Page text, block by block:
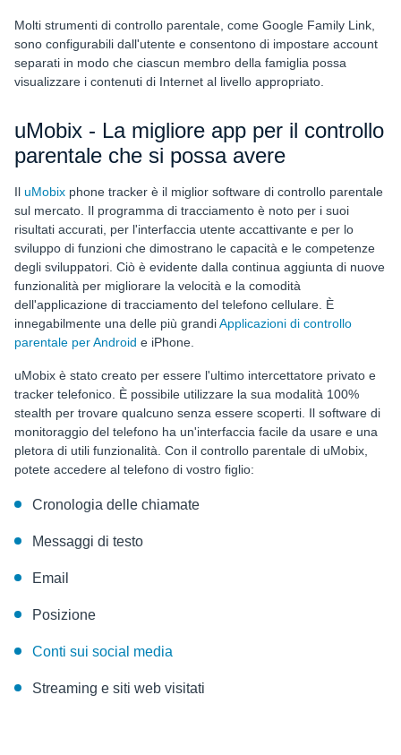
Molti strumenti di controllo parentale, come Google Family Link,
sono configurabili dall'utente e consentono di impostare account
separati in modo che ciascun membro della famiglia possa
visualizzare i contenuti di Internet al livello appropriato.
uMobix - La migliore app per il controllo
parentale che si possa avere
Il uMobix phone tracker è il miglior software di controllo parentale
sul mercato. Il programma di tracciamento è noto per i suoi
risultati accurati, per l'interfaccia utente accattivante e per lo
sviluppo di funzioni che dimostrano le capacità e le competenze
degli sviluppatori. Ciò è evidente dalla continua aggiunta di nuove
funzionalità per migliorare la velocità e la comodità
dell'applicazione di tracciamento del telefono cellulare. È
innegabilmente una delle più grandiApplicazioni di controllo
parentale per Android e iPhone.
uMobix è stato creato per essere l'ultimo intercettatore privato e
tracker telefonico. È possibile utilizzare la sua modalità 100%
stealth per trovare qualcuno senza essere scoperti. Il software di
monitoraggio del telefono ha un'interfaccia facile da usare e una
pletora di utili funzionalità. Con il controllo parentale di uMobix,
potete accedere al telefono di vostro figlio:
Cronologia delle chiamate
Messaggi di testo
Email
Posizione
Conti sui social media
Streaming e siti web visitati